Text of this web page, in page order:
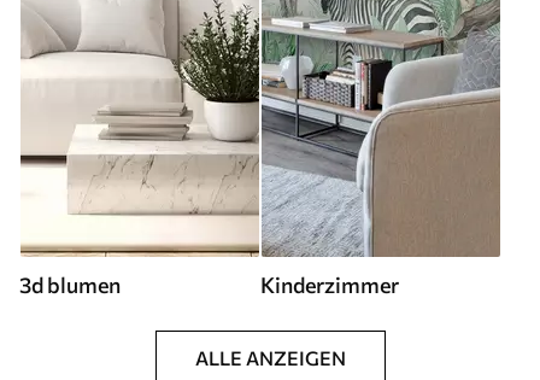
3d blumen Kinderzimmer
ALLE ANZEIGEN